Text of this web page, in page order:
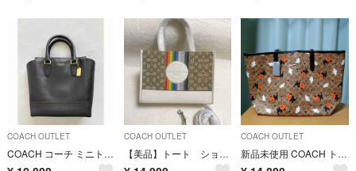
COACH OUTLET
COACH コーチ ミニトートバッグ
COACH OUTLET
【美品】トート ショルダー ハンドバック コーチ ベージュ レインボー ホワイト
COACH OUTLET
新品未使用 COACH トートバッグ